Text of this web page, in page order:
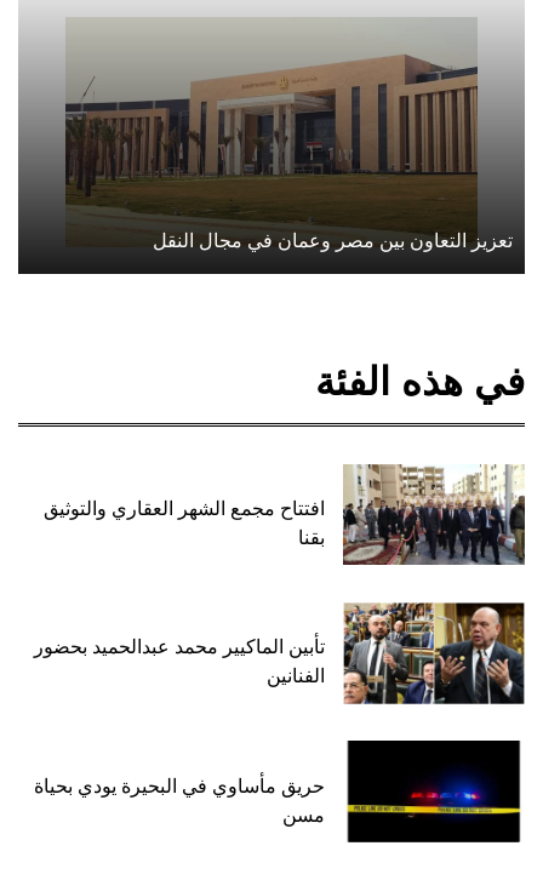
تعزيز التعاون بين مصر وعمان في مجال النقل
في هذه الفئة
افتتاح مجمع الشهر العقاري والتوثيق
بقنا
تأبين الماكيير محمد عبدالحميد بحضور
الفنانين
حريق مأساوي في البحيرة يودي بحياة
مسن